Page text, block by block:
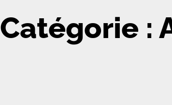
Catégorie :